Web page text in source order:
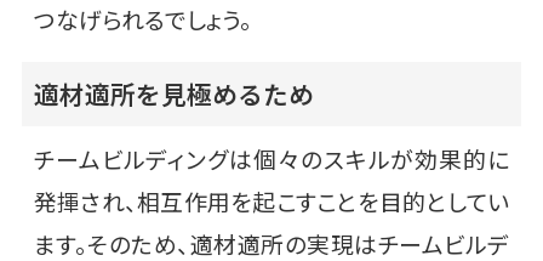
つなげられるでしょう。
適材適所を見極めるため
チームビルディングは個々のスキルが効果的に
発揮され、相互作用を起こすことを目的としてい
ます。そのため、適材適所の実現はチームビルデ